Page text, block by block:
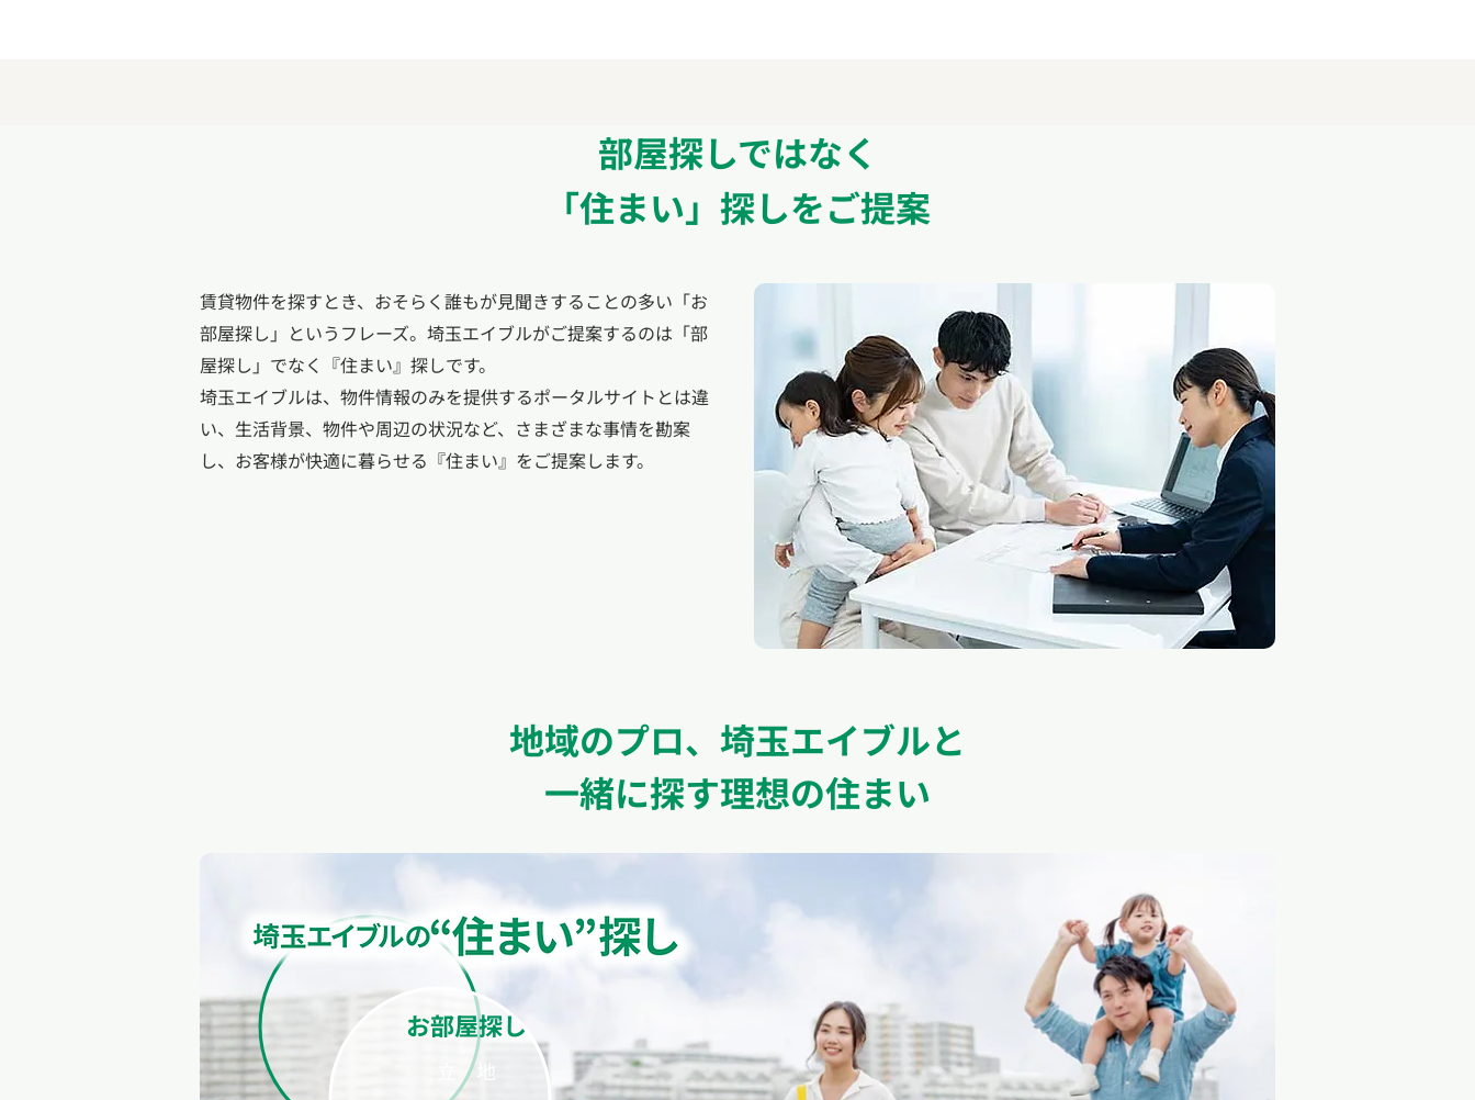
部屋探しではなく
「住まい」探しをご提案
賃貸物件を探すとき、おそらく誰もが見聞きすることの多い「お
部屋探し」というフレーズ。埼玉エイブルがご提案するのは「部
屋探し」でなく『住まい』探しです。
埼玉エイブルは、物件情報のみを提供するポータルサイトとは違
い、生活背景、物件や周辺の状況など、さまざまな事情を勘案
し、お客様が快適に暮らせる『住まい』をご提案します。
地域のプロ、埼玉エイブルと
一緒に探す理想の住まい
お部屋探し
​立 地